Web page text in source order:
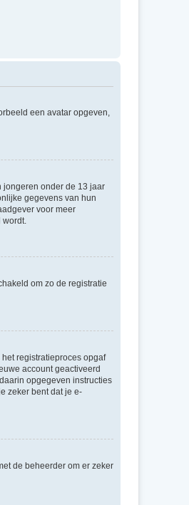
een avatar opgeven,
jongeren onder de 13 jaar
gegevens van hun
voor meer
wordt.
om zo de registratie
registratieproces opgaf
account geactiveerd
opgegeven instructies
zeker bent dat je e-
de beheerder om er zeker